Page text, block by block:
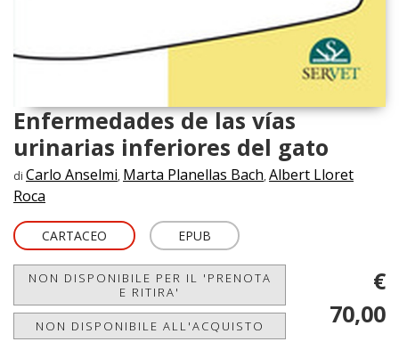
Enfermedades de las vías
urinarias inferiores del gato
di Carlo Anselmi, Marta Planellas Bach, Albert Lloret
Roca
CARTACEO EPUB
NON DISPONIBILE PER IL 'PRENOTA
E RITIRA'
NON DISPONIBILE ALL'ACQUISTO
€
70,00